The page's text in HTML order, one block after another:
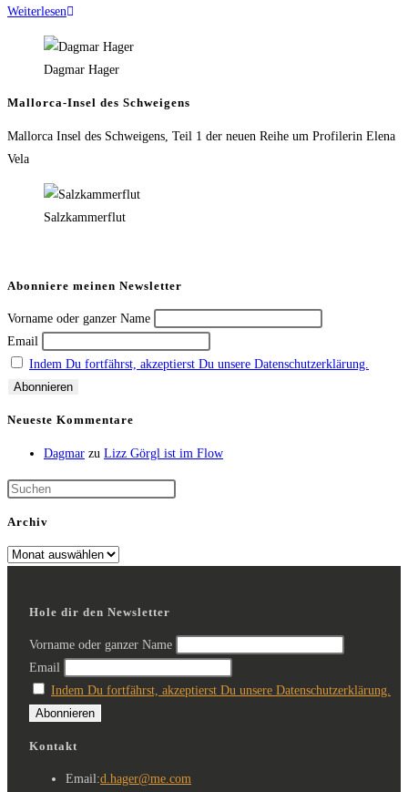
Weiterlesen
Dagmar Hager
Mallorca-Insel des Schweigens
Mallorca Insel des Schweigens, Teil 1 der neuen Reihe um Profilerin Elena
Vela
Salzkammerflut
Abonniere meinen Newsletter
Vorname oder ganzer Name
Email
Indem Du fortfährst, akzeptierst Du unsere Datenschutzerklärung.
Neueste Kommentare
Dagmar zu Lizz Görgl ist im Flow
Archiv
Hole dir den Newsletter
Vorname oder ganzer Name
Email
Indem Du fortfährst, akzeptierst Du unsere Datenschutzerklärung.
Kontakt
Email:d.hager@me.com